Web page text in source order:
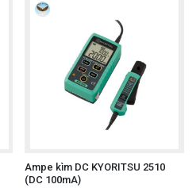
Ampe kìm DC KYORITSU 2510
(DC 100mA)